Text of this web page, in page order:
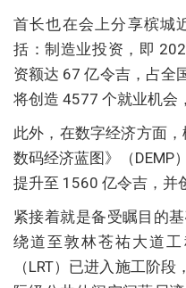
首长也在会上分享槟城
括：制造业投资，即
资额达 67 亿令吉，占全
将创造 4577 个就业机会
此外，在数字经济方面
数码经济蓝图》（DEMP
提升至 1560 亿令吉，并
紧接着就是备受瞩目的
绕道至敦林苍祐大道
（LRT）已进入施工阶